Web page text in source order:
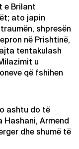
e Brilant
ato japin
shpresën
në Prishtinë,
tentakulash
u
që fshihen
ashtu do të
Hashani, Armend
dhe shumë të